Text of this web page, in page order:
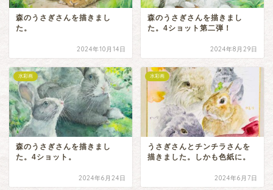
森のうさぎさんを描きまし
た。
2024年10月14日
森のうさぎさんを描きまし
た。4ショット第二弾！
2024年8月29日
水彩画
森のうさぎさんを描きまし
た。4ショット。
2024年6月24日
水彩画
うさぎさんとチンチラさんを
描きました。しかも色紙に。
2024年6月7日